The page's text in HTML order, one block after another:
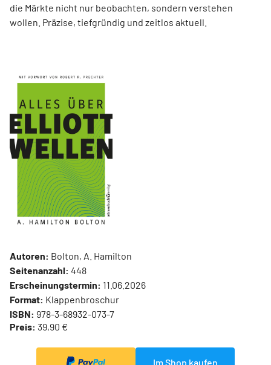
die Märkte nicht nur beobachten, sondern verstehen
wollen. Präzise, tiefgründig und zeitlos aktuell.
Autoren: Bolton, A. Hamilton
Seitenanzahl: 448
Erscheinungstermin: 11.06.2026
Format: Klappenbroschur
ISBN: 978-3-68932-073-7
Preis: 39,90 €
Im Shop kaufen